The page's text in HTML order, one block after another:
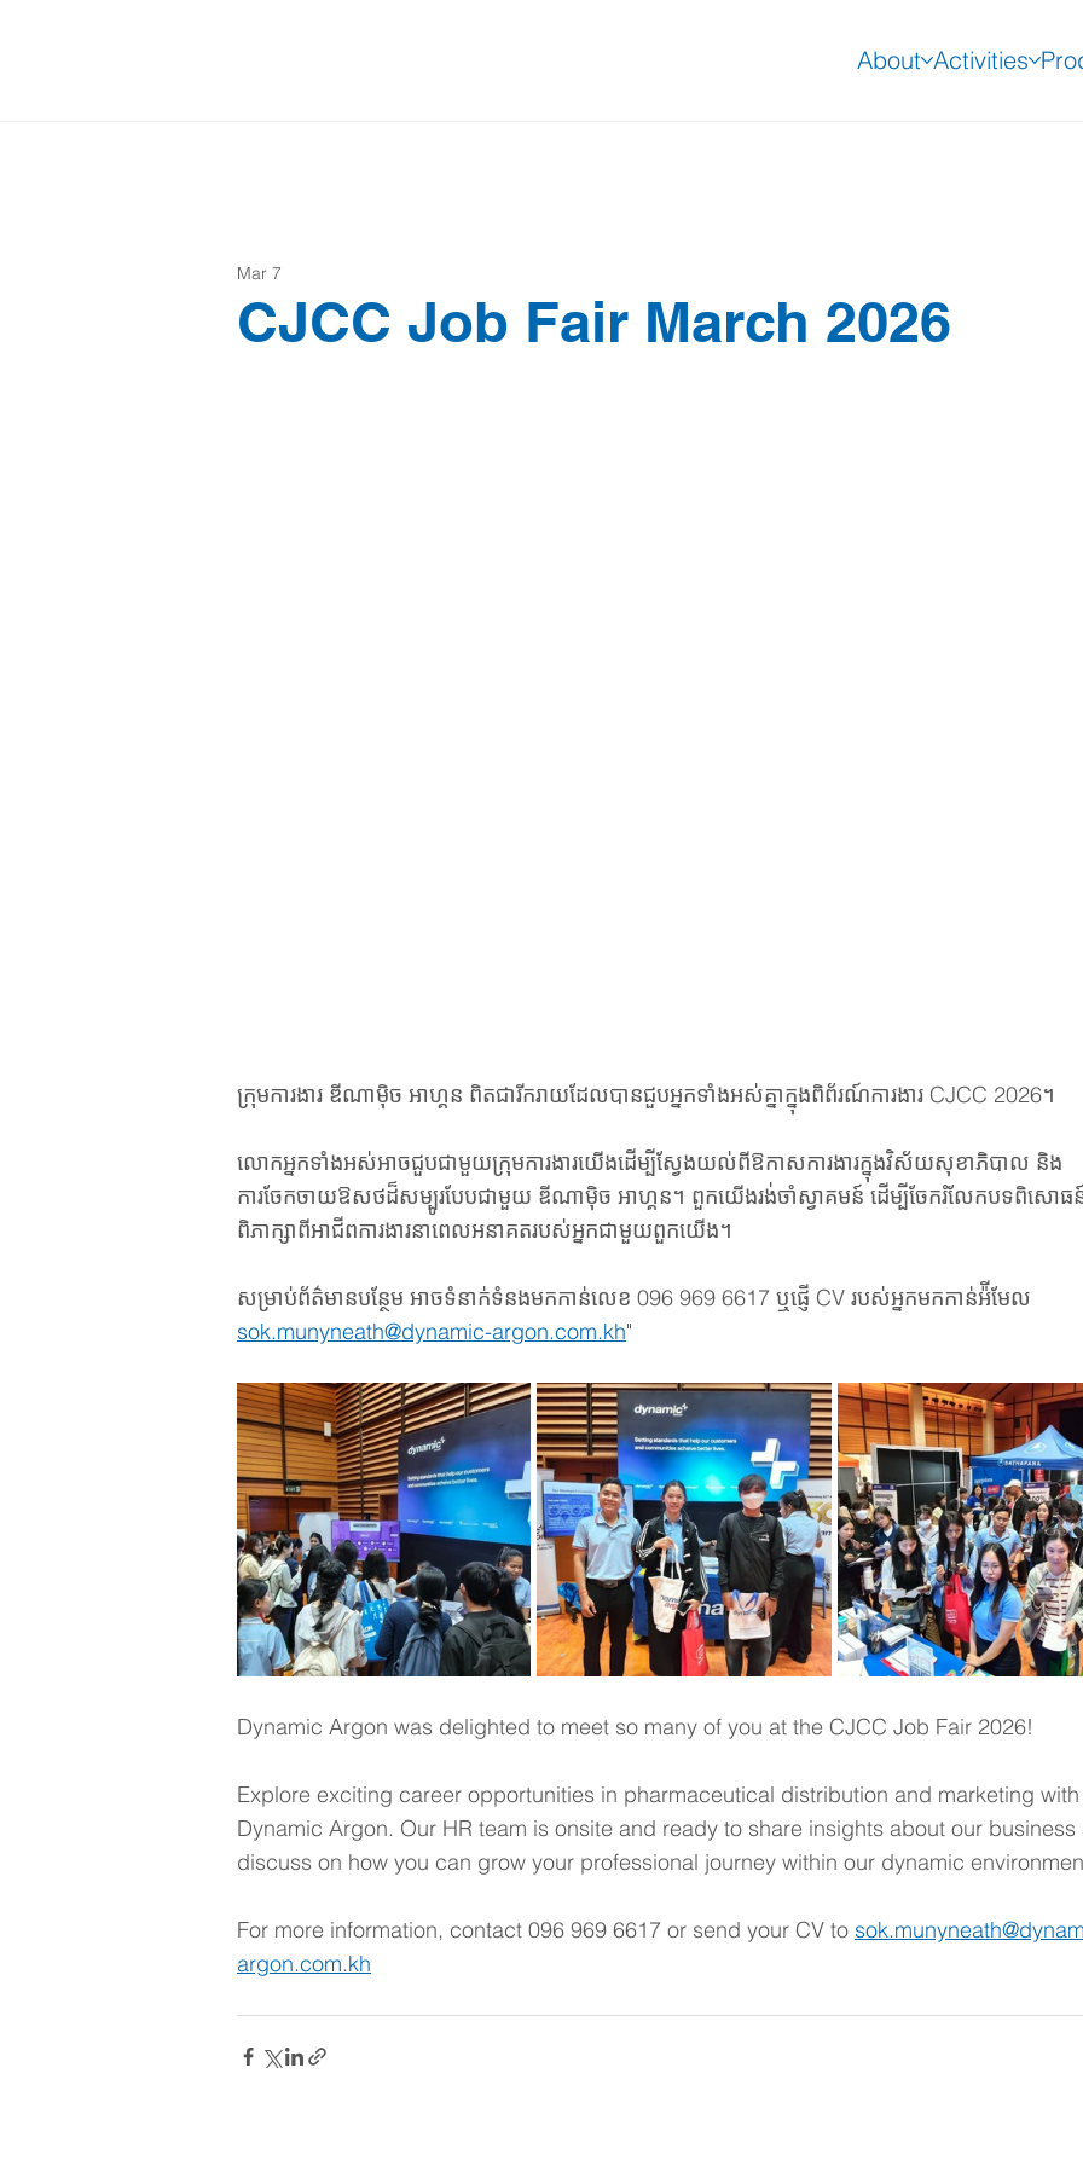
About Activities
CJCC Job Fair March 2026
Mar 7
ក្រុមការងារ ឌីណាមុិច អាហ្គន ពិតជារីករាយដែលបានជួបអ្នកទាំងអស់គ្នាក្នុងពិព័រណ៍ការងារ CJCC 2026។
លោកអ្នកទាំងអស់អាចជួបជាមួយក្រុមការងារយើងដើម្បីស្វែងយល់ពីឱកាសការងារក្នុងវិស័យសុខាភិបាល និង
ការចែកចាយឱសថដ៏សម្បូរបែបជាមួយ ឌីណាមុិច អាហ្គន។ ពួកយើងរង់ចាំស្វាគមន៍ ដើម្បីចែករំលែកបទពិសោធ
ពិភាក្សាពីអាជីពការងារនាពេលអនាគតរបស់អ្នកជាមួយពួកយើង។
សម្រាប់ព័ត៌មានបន្ថែម អាចទំនាក់ទំនងមកកាន់លេខ 096 969 6617 ឬផ្ញើ CV របស់អ្នកមកកាន់អ៉ីមែល
sok.munyneath@dynamic-argon.com.kh"
Dynamic Argon was delighted to meet so many of you at the CJCC Job Fair 2026!
Explore exciting career opportunities in pharmaceutical distribution and marketing
Dynamic Argon. Our HR team is onsite and ready to share insights about our
discuss on how you can grow your professional journey within our dynamic
For more information, contact 096 969 6617 or send your CV to
argon.com.kh